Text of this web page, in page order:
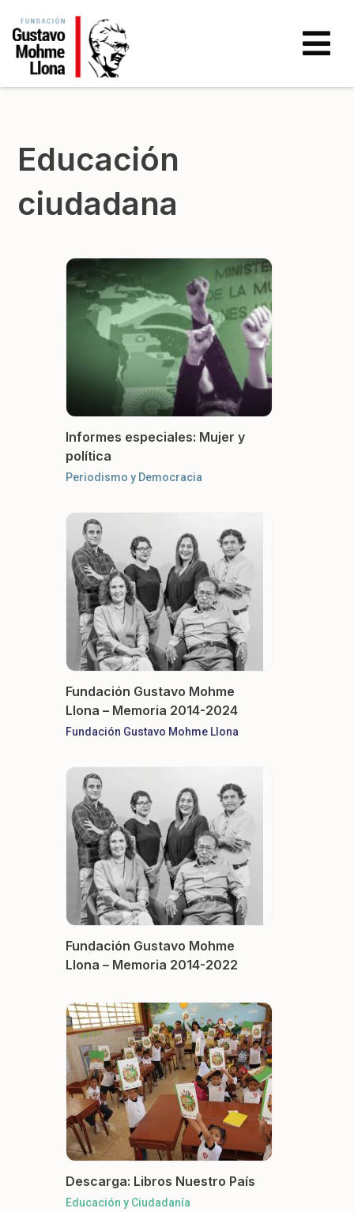
Educación
ciudadana
Informes especiales: Mujer y
política
Periodismo y Democracia
Fundación Gustavo Mohme
Llona – Memoria 2014-2024
Fundación Gustavo Mohme Llona
Fundación Gustavo Mohme
Llona – Memoria 2014-2022
Descarga: Libros Nuestro País
Educación y Ciudadanía